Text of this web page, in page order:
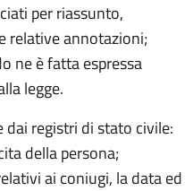
per riassunto,
relative annotazioni;
ne è fatta espressa
legge.
registri di stato civile:
della persona;
ai coniugi, la data ed